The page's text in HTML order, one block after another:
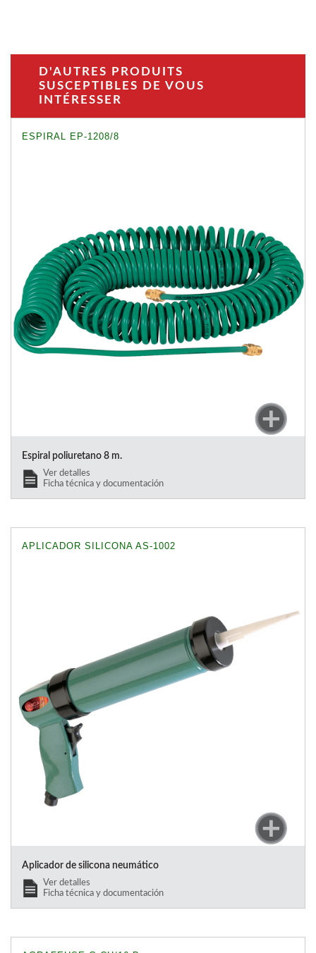
D'AUTRES PRODUITS
SUSCEPTIBLES DE VOUS
INTÉRESSER
ESPIRAL EP-1208/8
Espiral poliuretano 8 m.
Ver detalles
Ficha técnica y documentación
APLICADOR SILICONA AS-1002
Aplicador de silicona neumático
Ver detalles
Ficha técnica y documentación